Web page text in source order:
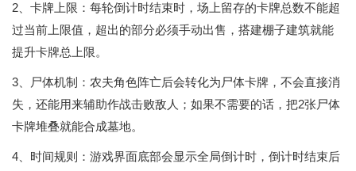
2、卡牌上限：每轮倒计时结束时，场上留存的卡牌总数不能超
过当前上限值，超出的部分必须手动出售，搭建棚子建筑就能
提升卡牌总上限。
3、尸体机制：农夫角色阵亡后会转化为尸体卡牌，不会直接消
失，还能用来辅助作战击败敌人；如果不需要的话，把2张尸体
卡牌堆叠就能合成墓地。
4、时间规则：游戏界面底部会显示全局倒计时，倒计时结束后